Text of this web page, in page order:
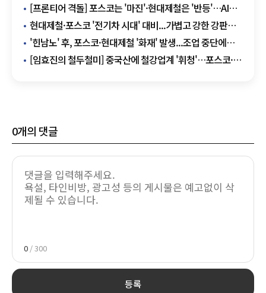
[프론티어 격돌] 포스코는 '마진'·현대제철은 '반등'…AI
철강서 승부
현대제철·포스코 '전기차 시대' 대비...가볍고 강한 강판
양산 주력
'힌남노' 후, 포스코·현대제철 '화재' 발생...조업 중단에
인명 피해는 '無'
[임효진의 철두철미] 중국산에 철강업계 '휘청'…포스코·
0개의 댓글
0 / 300
등록